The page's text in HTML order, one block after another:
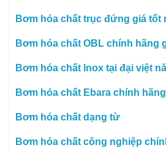
Bơm hóa chất trục đứng giá tốt
Bơm hóa chất OBL chính hãng
Bơm hóa chất Inox tại đại việt
Bơm hóa chất Ebara chính
Bơm hóa chất dạng từ
Bơm hóa chất công nghiệp